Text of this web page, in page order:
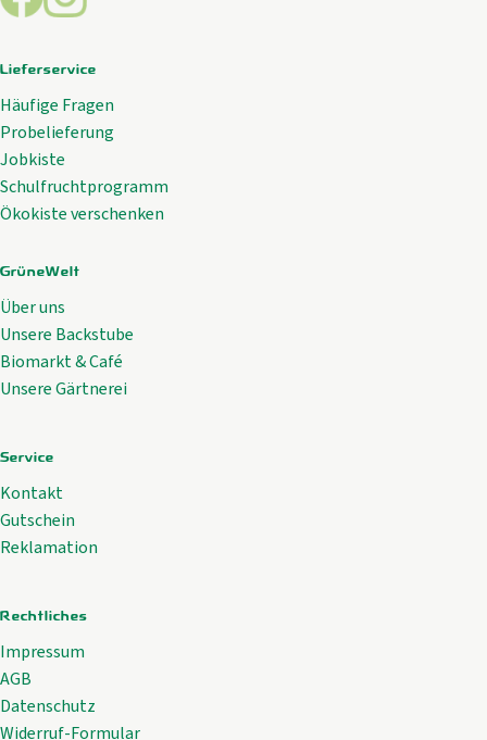
Lieferservice
Häufige Fragen
Probelieferung
Jobkiste
Schulfruchtprogramm
Ökokiste verschenken
GrüneWelt
Über uns
Unsere Backstube
Biomarkt & Café
Unsere Gärtnerei
Service
Kontakt
Gutschein
Reklamation
Rechtliches
Impressum
AGB
Datenschutz
Widerruf-Formular